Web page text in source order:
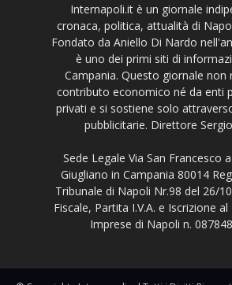
Internapoli.it è un giornale
cronaca, politica, attualità di
Fondato da Aniello Di Nardo
è uno dei primi siti di
Campania. Questo giornale non
contributo economico né da enti
privati e si sostiene solo
pubblicitarie. Direttore
Sede Legale Via San Francesco
Giugliano in Campania 80014
Tribunale di Napoli Nr.98 del 26/
Fiscale, Partita I.V.A. e Iscrizione
Imprese di Napoli n.